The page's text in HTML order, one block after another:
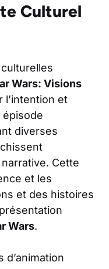
Culturel
Wars: Visions
l’intention et
épisode
diverses
Cette
et les
et des histoires
Wars.
d’animation